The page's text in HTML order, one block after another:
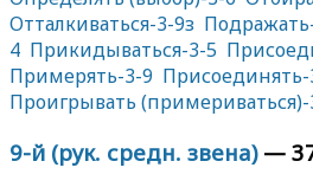
Отталкиваться-3-9з
4 Прикидываться-3-5
Примерять-3-9 Присоединять-
Проигрывать
9-й (рук. средн. звена)—